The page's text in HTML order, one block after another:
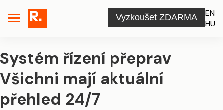
Vyzkoušet ZDARMA
EN
HU
Systém řízení přeprav
Všichni mají aktuální
přehled 24/7